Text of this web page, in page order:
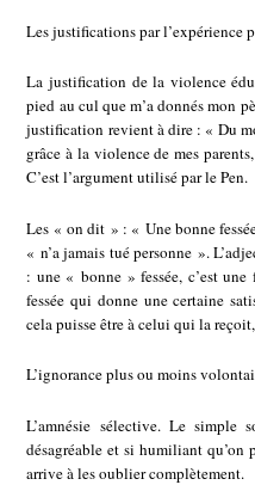
Les justifications par l’expérience
La justification de la violence
pied au cul que m’a donnés mon
justification revient à dire : « Du
grâce à la violence de mes
C’est l’argument utilisé par le Pen.
Les « on dit » : « Une bonne
« n’a jamais tué personne ».
: une « bonne » fessée, c’est une
fessée qui donne une certaine
cela puisse être à celui qui la
L’ignorance plus ou moins
L’amnésie sélective. Le simple
désagréable et si humiliant qu’on
arrive à les oublier complètement.